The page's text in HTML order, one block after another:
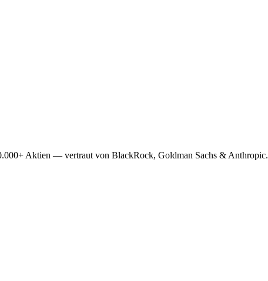
Aktien — vertraut von BlackRock, Goldman Sachs & Anthropic.